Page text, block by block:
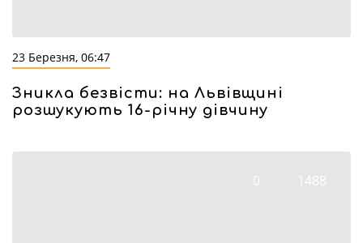
23 Березня, 06:47
Зникла безвісти: на Львівщині
розшукують 16-річну дівчину
0 1488